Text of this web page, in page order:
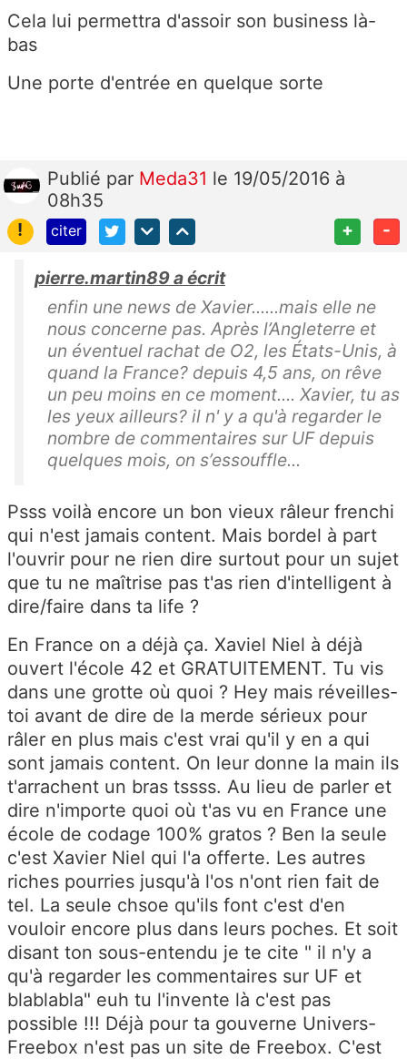
Cela lui permettra d'assoir son business là-
bas
Une porte d'entrée en quelque sorte
Publié par Meda31 le 19/05/2016 à
08h35
!
citer + -
pierre.martin89 a écrit
enfin une news de Xavier......mais elle ne
nous concerne pas. Après l’Angleterre et
un éventuel rachat de O2, les États-Unis, à
quand la France? depuis 4,5 ans, on rêve
un peu moins en ce moment.... Xavier, tu as
les yeux ailleurs? il n' y a qu'à regarder le
nombre de commentaires sur UF depuis
quelques mois, on s’essouffle...
Psss voilà encore un bon vieux râleur frenchi
qui n'est jamais content. Mais bordel à part
l'ouvrir pour ne rien dire surtout pour un sujet
que tu ne maîtrise pas t'as rien d'intelligent à
dire/faire dans ta life ?
En France on a déjà ça. Xaviel Niel à déjà
ouvert l'école 42 et GRATUITEMENT. Tu vis
dans une grotte où quoi ? Hey mais réveilles-
toi avant de dire de la merde sérieux pour
râler en plus mais c'est vrai qu'il y en a qui
sont jamais content. On leur donne la main ils
t'arrachent un bras tssss. Au lieu de parler et
dire n'importe quoi où t'as vu en France une
école de codage 100% gratos ? Ben la seule
c'est Xavier Niel qui l'a offerte. Les autres
riches pourries jusqu'à l'os n'ont rien fait de
tel. La seule chsoe qu'ils font c'est d'en
vouloir encore plus dans leurs poches. Et soit
disant ton sous-entendu je te cite " il n'y a
qu'à regarder les commentaires sur UF et
blablabla" euh tu l'invente là c'est pas
possible !!! Déjà pour ta gouverne Univers-
Freebox n'est pas un site de Freebox. C'est